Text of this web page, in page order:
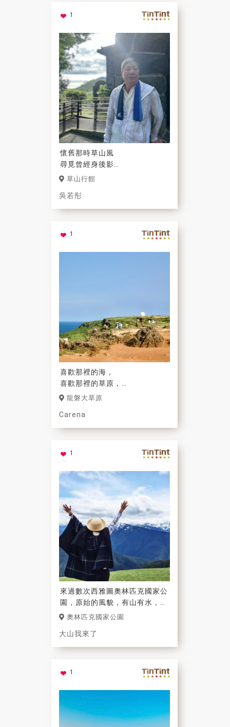
1
懷舊那時草山風
尋覓曾經身後影
藍天綠影佇足留
草山行館
吳若彤
1
喜歡那裡的海，
喜歡那裡的草原，
喜歡按下快門間無法言喻的和諧
龍磐大草原
Carena
1
來過數次西雅圖奧林匹克國家公
園，原始的風貌，有山有水，林
相豐富很值得再訪！
奧林匹克國家公園
大山我來了
1